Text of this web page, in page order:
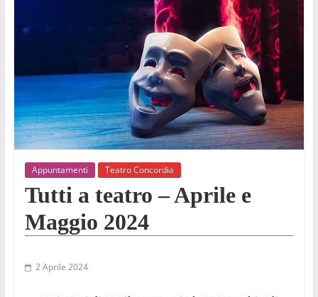
della
Appuntamenti Teatro Concordia
Tutti a teatro – Aprile e
Maggio 2024
2 Aprile 2024